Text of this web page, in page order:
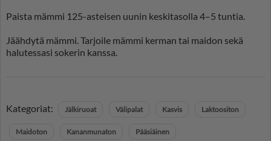
Paista mämmi 125-asteisen uunin keskitasolla 4–5 tuntia.
Jäähdytä mämmi. Tarjoile mämmi kerman tai maidon sekä
halutessasi sokerin kanssa.
Kategoriat: Jälkiruoat Välipalat Kasvis Laktoositon
Maidoton Kananmunaton Pääsiäinen